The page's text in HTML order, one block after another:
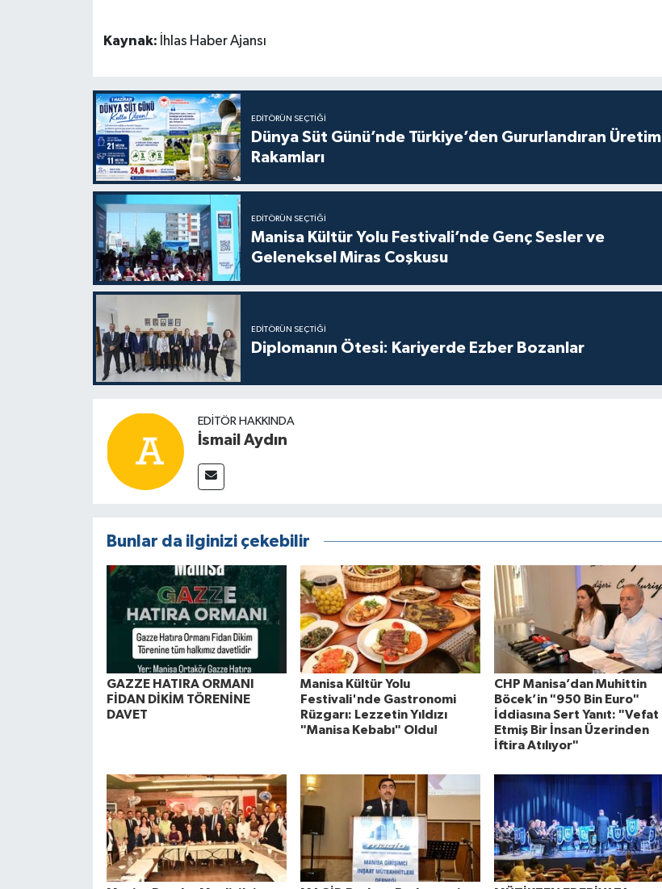
Kaynak: İhlas Haber Ajansı
EDITÖRÜN SEÇTIĞI
Dünya Süt Günü’nde Türkiye’den Gururlandıran Üretim
Rakamları
EDITÖRÜN SEÇTIĞI
Manisa Kültür Yolu Festivali’nde Genç Sesler ve
Geleneksel Miras Coşkusu
EDITÖRÜN SEÇTIĞI
Diplomanın Ötesi: Kariyerde Ezber Bozanlar
EDITÖR HAKKINDA
İsmail Aydın
Bunlar da ilginizi çekebilir
GAZZE HATIRA ORMANI
FİDAN DİKİM TÖRENİNE
DAVET
Manisa Kültür Yolu
Festivali'nde Gastronomi
Rüzgarı: Lezzetin Yıldızı
"Manisa Kebabı" Oldu!
CHP Manisa’dan Muhittin
Böcek’in "950 Bin Euro"
İddiasına Sert Yanıt: "Vefat
Etmiş Bir İnsan Üzerinden
İftira Atılıyor"